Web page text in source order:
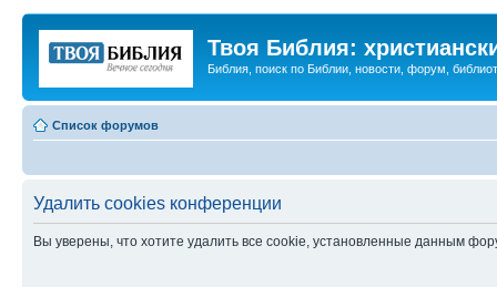
Твоя Библия:
Библия, поиск по Библии, новости, форум,
Список форумов
Удалить cookies конференции
Вы уверены, что хотите удалить все cookie, установленные данным